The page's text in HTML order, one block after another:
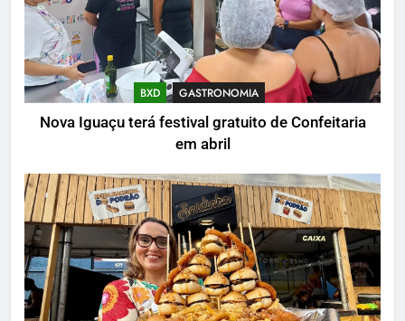
BXD GASTRONOMIA
Nova Iguaçu terá festival gratuito de Confeitaria
em abril